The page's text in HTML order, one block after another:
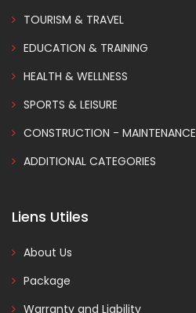
TOURISM & TRAVEL
EDUCATION & TRAINING
HEALTH & WELLNESS
SPORTS & LEISURE
CONSTRUCTION - MAINTENANCE
ADDITIONAL CATEGORIES
Liens Utiles
About Us
Package
Warranty and Liability